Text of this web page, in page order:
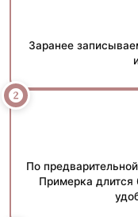
Заранее
По
Примерка длится